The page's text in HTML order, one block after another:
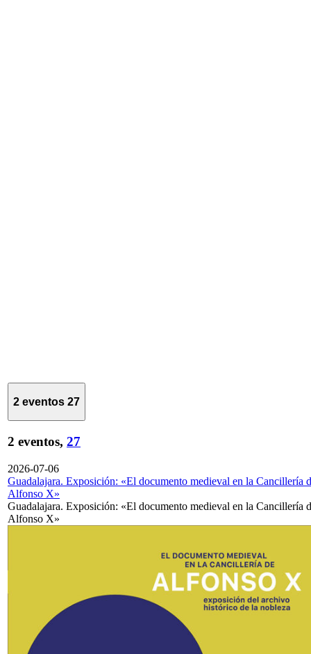
2 eventos 27
2 eventos, 27
2026-07-06
Guadalajara. Exposición: «El documento medieval en la Cancillería
Alfonso X»
Guadalajara. Exposición: «El documento medieval en la Cancillería
Alfonso X»